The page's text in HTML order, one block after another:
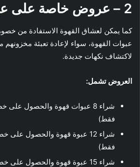
2 – عروض خاصة على عبوات القهوة
كما يمكن لعشاق القهوة الاستفادة من
عبوات القهوة، سواء لإعادة تعبئة مخزونهم
لاكتشاف نكهات جديدة.
العروض تشمل:
فقط)
فقط)